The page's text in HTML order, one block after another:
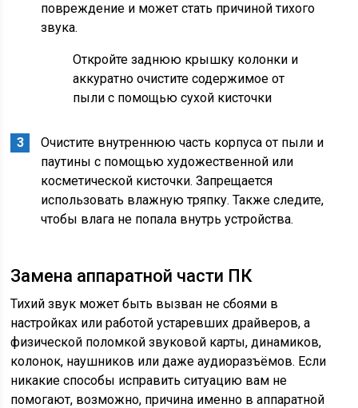
повреждение и может стать причиной тихого
звука.
Откройте заднюю крышку колонки и
аккуратно очистите содержимое от
пыли с помощью сухой кисточки
Очистите внутреннюю часть корпуса от пыли и
паутины с помощью художественной или
косметической кисточки. Запрещается
использовать влажную тряпку. Также следите,
чтобы влага не попала внутрь устройства.
Замена аппаратной части ПК
Тихий звук может быть вызван не сбоями в
настройках или работой устаревших драйверов, а
физической поломкой звуковой карты, динамиков,
колонок, наушников или даже аудиоразъёмов. Если
никакие способы исправить ситуацию вам не
помогают, возможно, причина именно в аппаратной